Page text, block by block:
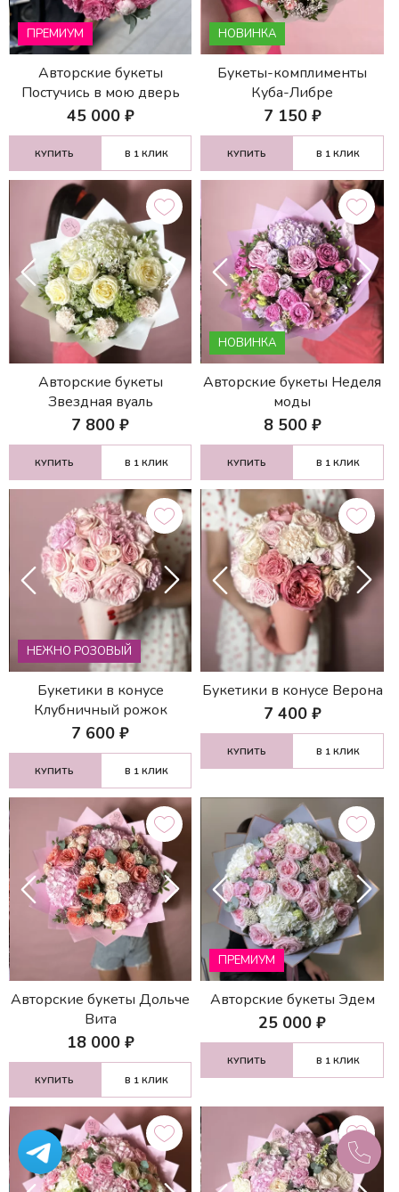
ПРЕМИУМ
Авторские букеты
Постучись в мою дверь
45 000₽
КУПИТЬ В 1 КЛИК
НОВИНКА
Букеты-комплименты
Куба-Либре
7 150₽
КУПИТЬ В 1 КЛИК
Авторские букеты
Звездная вуаль
7 800 ₽
КУПИТЬ В 1 КЛИК
НОВИНКА
Авторские букеты Неделя
моды
8 500₽
КУПИТЬ В 1 КЛИК
НЕЖНО РОЗОВЫЙ
Букетики в конусе
Клубничный рожок
7 600 ₽
КУПИТЬ В 1 КЛИК
Букетики в конусе Верона
7 400₽
КУПИТЬ В 1 КЛИК
Авторские букеты Дольче
Вита
18 000₽
КУПИТЬ В 1 КЛИК
ПРЕМИУМ
Авторские букеты Эдем
25 000 ₽
КУПИТЬ В 1 КЛИК